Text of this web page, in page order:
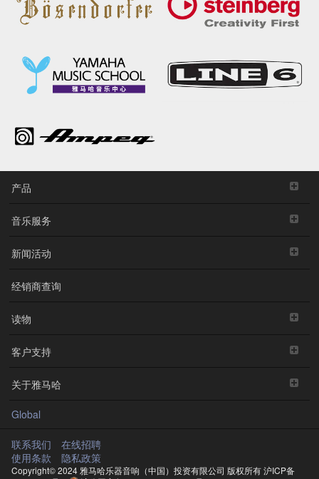
产品
音乐服务
新闻活动
经销商查询
读物
客户支持
关于雅马哈
Global
联系我们
在线招聘
使用条款
隐私政策
Copyright© 2024 雅马哈乐器音响（中国）投资有限公司 版权所有沪ICP备